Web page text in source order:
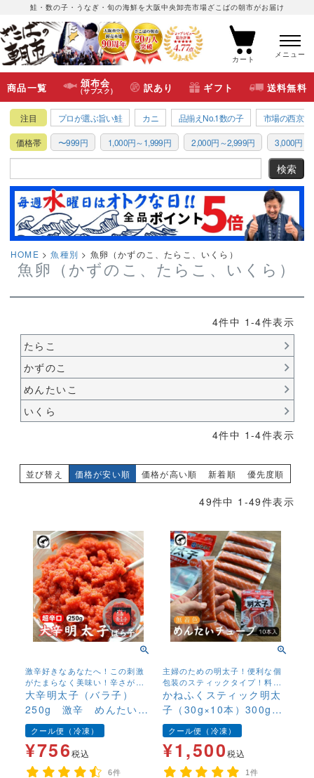
鮭・数の子・うなぎ・旬の海鮮を大阪中央卸売市場ざこばの朝市がお届け
カート
メニュー
商品一覧 頒布会
(サブスク) 訳あり ギフト 送料無料
注目 プロが選ぶ旨い鮭 カニ 品揃えNo.1数の子 市場の西京漬
価格帯 〜999円 1,000円～1,999円 2,000円～2,999円 3,000円～
HOME 魚種別 魚卵（かずのこ、たらこ、いくら）
魚卵（かずのこ、たらこ、いくら）
4件中 1 -4件表示
たらこ
かずのこ
めんたいこ
いくら
4件中 1 -4件表示
並び替え 価格が安い順 価格が高い順 新着順 優先度順
49件中 1 -49件表示
激辛好きなあなたへ！この刺激
がたまらなく美味い！辛さが強
いので辛味の苦手な方は、十分
にご注意下さい！
大辛明太子（バラ子）
250g 激辛 めんたい
こ 辛子明太子 ばら
こ お取り寄せ 辛党
訳あり
クール便（冷凍）
¥756税込
6件
主婦のための明太子！便利な個
包装のスティックタイプ！料理
にそのまま使えてどんな料理に
も相性抜群！
かねふくスティック明太
子（30g×10本）300g
無着色 明太チューブ
バラコ 簡単 便利 時
短 ギフト プレゼント
クール便（冷凍）
¥1,500税込
1件